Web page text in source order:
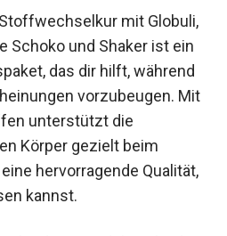
Schoko und
Vorteilspaket, das dir
Mangelerscheinungen
Inhaltsstoffen
deinen Körper
und bietet eine
auf die du dich verlassen